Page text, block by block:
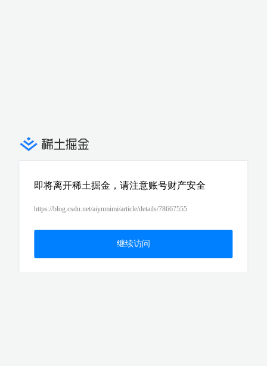
即将离开稀土掘金，请注意账号财产安全
https://blog.csdn.net/aiynmimi/article/details/78667555
继续访问